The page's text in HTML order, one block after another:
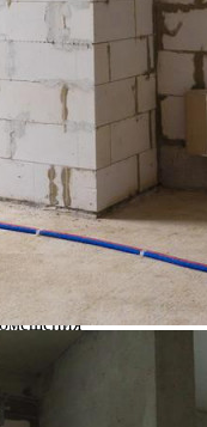
с застройщиком!
площадью 352 м2 под
корпусе ЖК ""Новый
уже заселились,
ремонт.
этаж - Отдельный